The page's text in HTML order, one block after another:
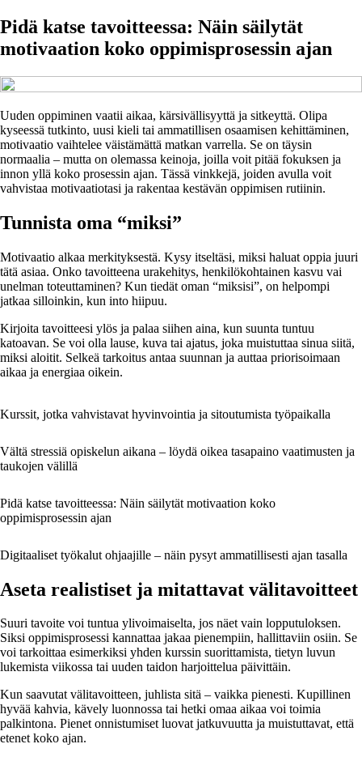
Pidä katse tavoitteessa: Näin säilytät
motivaation koko oppimisprosessin ajan
Uuden oppiminen vaatii aikaa, kärsivällisyyttä ja sitkeyttä. Olipa
kyseessä tutkinto, uusi kieli tai ammatillisen osaamisen kehittäminen,
motivaatio vaihtelee väistämättä matkan varrella. Se on täysin
normaalia – mutta on olemassa keinoja, joilla voit pitää fokuksen ja
innon yllä koko prosessin ajan. Tässä vinkkejä, joiden avulla voit
vahvistaa motivaatiotasi ja rakentaa kestävän oppimisen rutiinin.
Tunnista oma “miksi”
Motivaatio alkaa merkityksestä. Kysy itseltäsi, miksi haluat oppia juuri
tätä asiaa. Onko tavoitteena urakehitys, henkilökohtainen kasvu vai
unelman toteuttaminen? Kun tiedät oman “miksisi”, on helpompi
jatkaa silloinkin, kun into hiipuu.
Kirjoita tavoitteesi ylös ja palaa siihen aina, kun suunta tuntuu
katoavan. Se voi olla lause, kuva tai ajatus, joka muistuttaa sinua siitä,
miksi aloitit. Selkeä tarkoitus antaa suunnan ja auttaa priorisoimaan
aikaa ja energiaa oikein.
Kurssit, jotka vahvistavat hyvinvointia ja sitoutumista työpaikalla
Vältä stressiä opiskelun aikana – löydä oikea tasapaino vaatimusten ja
taukojen välillä
Pidä katse tavoitteessa: Näin säilytät motivaation koko
oppimisprosessin ajan
Digitaaliset työkalut ohjaajille – näin pysyt ammatillisesti ajan tasalla
Aseta realistiset ja mitattavat välitavoitteet
Suuri tavoite voi tuntua ylivoimaiselta, jos näet vain lopputuloksen.
Siksi oppimisprosessi kannattaa jakaa pienempiin, hallittaviin osiin. Se
voi tarkoittaa esimerkiksi yhden kurssin suorittamista, tietyn luvun
lukemista viikossa tai uuden taidon harjoittelua päivittäin.
Kun saavutat välitavoitteen, juhlista sitä – vaikka pienesti. Kupillinen
hyvää kahvia, kävely luonnossa tai hetki omaa aikaa voi toimia
palkintona. Pienet onnistumiset luovat jatkuvuutta ja muistuttavat, että
etenet koko ajan.